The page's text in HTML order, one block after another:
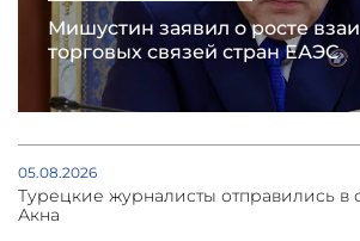
Мишустин заявил о росте
торговых связей стран ЕАЭС
05.08.2026
Турецкие журналисты отправились в
Акна